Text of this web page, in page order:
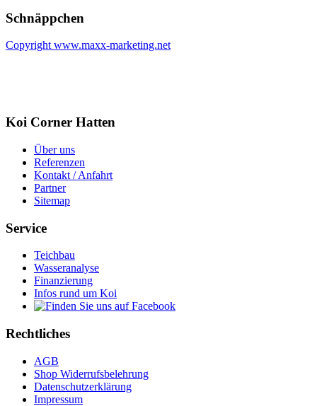
Schnäppchen
Copyright www.maxx-marketing.net
Koi Corner Hatten
Über uns
Referenzen
Kontakt / Anfahrt
Partner
Sitemap
Service
Teichbau
Wasseranalyse
Finanzierung
Infos rund um Koi
Rechtliches
AGB
Shop Widerrufsbelehrung
Datenschutzerklärung
Impressum